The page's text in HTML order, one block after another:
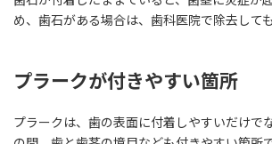
め、歯石がある場合は、歯科医院で除去して
プラークが付きやすい箇所
プラークは、歯の表面に付着しやすいだけで